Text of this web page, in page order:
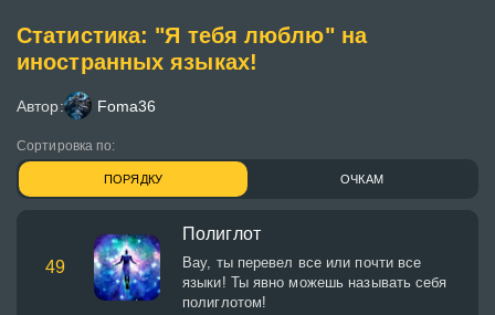
Статистика: "Я тебя люблю" на
иностранных языках!
Автор: Foma36
Сортировка по:
ПОРЯДКУ ОЧКАМ
49
Полиглот
Вау, ты перевел все или почти все
языки! Ты явно можешь называть себя
полиглотом!